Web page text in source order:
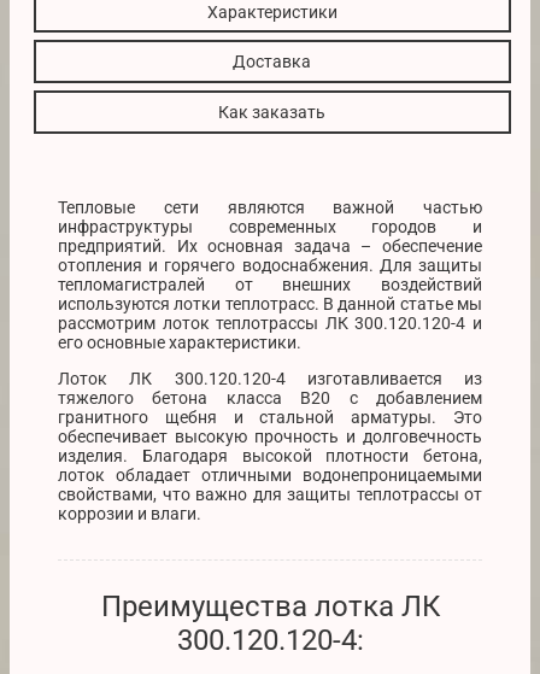
Характеристики
Доставка
Как заказать
Тепловые сети являются важной частью
инфраструктуры современных городов и
предприятий. Их основная задача – обеспечение
отопления и горячего водоснабжения. Для защиты
тепломагистралей от внешних воздействий
используются лотки теплотрасс. В данной статье мы
рассмотрим лоток теплотрассы ЛК 300.120.120-4 и
его основные характеристики.
Лоток ЛК 300.120.120-4 изготавливается из
тяжелого бетона класса В20 с добавлением
гранитного щебня и стальной арматуры. Это
обеспечивает высокую прочность и долговечность
изделия. Благодаря высокой плотности бетона,
лоток обладает отличными водонепроницаемыми
свойствами, что важно для защиты теплотрассы от
коррозии и влаги.
Преимущества лотка ЛК
300.120.120-4: